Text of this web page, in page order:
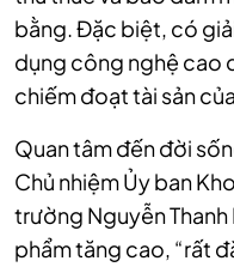
bằng. Đặc biệt, có
dụng công nghệ cao
chiếm đoạt tài sản
Quan tâm đến đời
Chủ nhiệm Ủy ban
trường Nguyễn Thanh
phẩm tăng cao, “rất